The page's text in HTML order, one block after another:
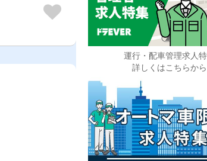
運行・配車管理求人特
詳しくはこちらから